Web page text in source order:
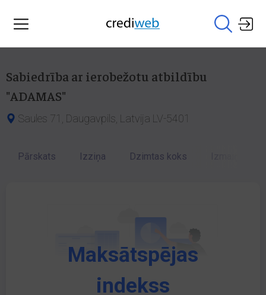
Sabiedrība ar ierobežotu atbildību
"ADAMAS"
Saules 71, Daugavpils, Latvija LV-5401
Pārskats Izziņa Dzimtas koks
Maksātspējas
indekss